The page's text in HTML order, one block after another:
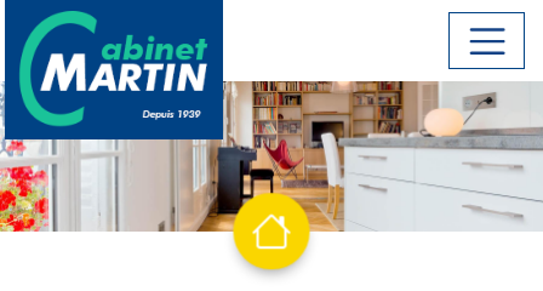
Aller au contenu principal